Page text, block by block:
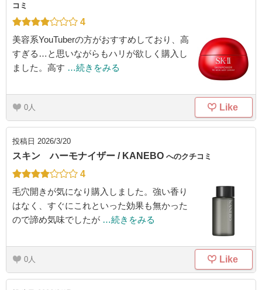
コミ
4
美容系YouTuberの方がおすすめしており、高
すぎる…と思いながらもハリが欲しく購入し
ました。高す …続きをみる
0 Like
投稿日 2026/3/20
スキン ハーモナイザー / KANEBO へのクチコミ
4
毛穴開きが気になり購入しました。強い香り
はなく、すぐにこれといった効果も無かった
ので諦め気味でしたが …続きをみる
0 Like